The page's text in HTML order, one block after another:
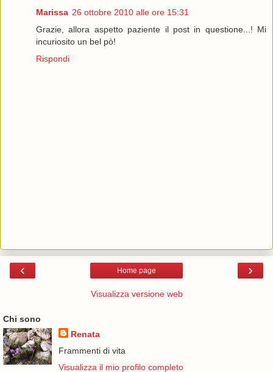
Marissa 26 ottobre 2010 alle ore 15:31
Grazie, allora aspetto paziente il post in questione...! Mi
incuriosito un bel pò!
Rispondi
‹ ›
Home page
Visualizza versione web
Chi sono
Renata
Frammenti di vita
Visualizza il mio profilo completo